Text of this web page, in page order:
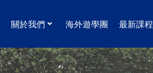
關於我們 海外遊學團 最新課程